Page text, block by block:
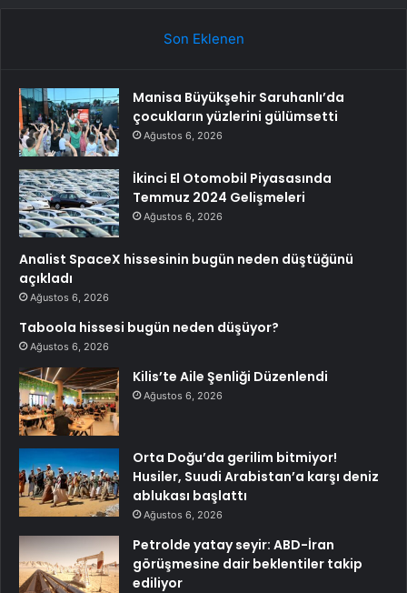
Son Eklenen
Manisa Büyükşehir Saruhanlı’da
çocukların yüzlerini gülümsetti
Ağustos 6, 2026
İkinci El Otomobil Piyasasında
Temmuz 2024 Gelişmeleri
Ağustos 6, 2026
Analist SpaceX hissesinin bugün neden düştüğünü
açıkladı
Ağustos 6, 2026
Taboola hissesi bugün neden düşüyor?
Ağustos 6, 2026
Kilis’te Aile Şenliği Düzenlendi
Ağustos 6, 2026
Orta Doğu’da gerilim bitmiyor!
Husiler, Suudi Arabistan’a karşı deniz
ablukası başlattı
Ağustos 6, 2026
Petrolde yatay seyir: ABD-İran
görüşmesine dair beklentiler takip
ediliyor